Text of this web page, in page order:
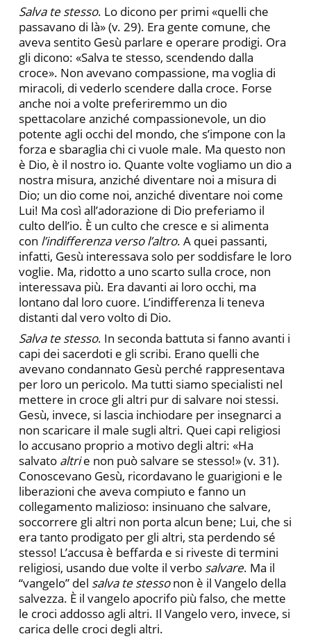
Salva te stesso. Lo dicono per primi «quelli che
passavano di là» (v. 29). Era gente comune, che
aveva sentito Gesù parlare e operare prodigi. Ora
gli dicono: «Salva te stesso, scendendo dalla
croce». Non avevano compassione, ma voglia di
miracoli, di vederlo scendere dalla croce. Forse
anche noi a volte preferiremmo un dio
spettacolare anziché compassionevole, un dio
potente agli occhi del mondo, che s’impone con la
forza e sbaraglia chi ci vuole male. Ma questo non
è Dio, è il nostro io. Quante volte vogliamo un dio a
nostra misura, anziché diventare noi a misura di
Dio; un dio come noi, anziché diventare noi come
Lui! Ma così all’adorazione di Dio preferiamo il
culto dell’io. È un culto che cresce e si alimenta
con l’indifferenza verso l’altro. A quei passanti,
infatti, Gesù interessava solo per soddisfare le loro
voglie. Ma, ridotto a uno scarto sulla croce, non
interessava più. Era davanti ai loro occhi, ma
lontano dal loro cuore. L’indifferenza li teneva
distanti dal vero volto di Dio.
Salva te stesso. In seconda battuta si fanno avanti i
capi dei sacerdoti e gli scribi. Erano quelli che
avevano condannato Gesù perché rappresentava
per loro un pericolo. Ma tutti siamo specialisti nel
mettere in croce gli altri pur di salvare noi stessi.
Gesù, invece, si lascia inchiodare per insegnarci a
non scaricare il male sugli altri. Quei capi religiosi
lo accusano proprio a motivo degli altri: «Ha
salvato altrie non può salvare se stesso!» (v. 31).
Conoscevano Gesù, ricordavano le guarigioni e le
liberazioni che aveva compiuto e fanno un
collegamento malizioso: insinuano che salvare,
soccorrere gli altri non porta alcun bene; Lui, che si
era tanto prodigato per gli altri, sta perdendo sé
stesso! L’accusa è beffarda e si riveste di termini
religiosi, usando due volte il verbo salvare. Ma il
“vangelo” del salva te stessonon è il Vangelo della
salvezza. È il vangelo apocrifo più falso, che mette
le croci addosso agli altri. Il Vangelo vero, invece, si
carica delle croci degli altri.